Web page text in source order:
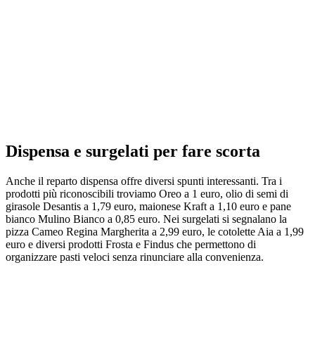
Dispensa e surgelati per fare scorta
Anche il reparto dispensa offre diversi spunti interessanti. Tra i
prodotti più riconoscibili troviamo Oreo a 1 euro, olio di semi di
girasole Desantis a 1,79 euro, maionese Kraft a 1,10 euro e pane
bianco Mulino Bianco a 0,85 euro. Nei surgelati si segnalano la
pizza Cameo Regina Margherita a 2,99 euro, le cotolette Aia a 1,99
euro e diversi prodotti Frosta e Findus che permettono di
organizzare pasti veloci senza rinunciare alla convenienza.